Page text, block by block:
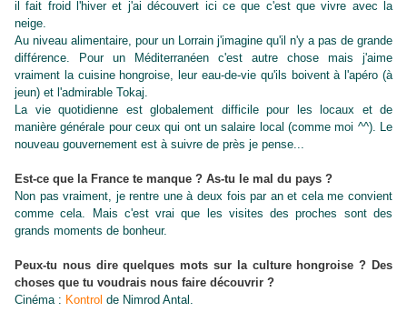
il fait froid l'hiver et j'ai découvert ici ce que c'est que vivre avec la
neige.
Au niveau alimentaire, pour un Lorrain j'imagine qu'il n'y a pas de grande
différence. Pour un Méditerranéen c'est autre chose mais j'aime
vraiment la cuisine hongroise, leur eau-de-vie qu'ils boivent à l'apéro (à
jeun) et l'admirable Tokaj.
La vie quotidienne est globalement difficile pour les locaux et de
manière générale pour ceux qui ont un salaire local (comme moi ^^). Le
nouveau gouvernement est à suivre de près je pense...
Est-ce que la France te manque ? As-tu le mal du pays ?
Non pas vraiment, je rentre une à deux fois par an et cela me convient
comme cela. Mais c'est vrai que les visites des proches sont des
grands moments de bonheur.
Peux-tu nous dire quelques mots sur la culture hongroise ? Des
choses que tu voudrais nous faire découvrir ?
Cinéma : Kontrol de Nimrod Antal.